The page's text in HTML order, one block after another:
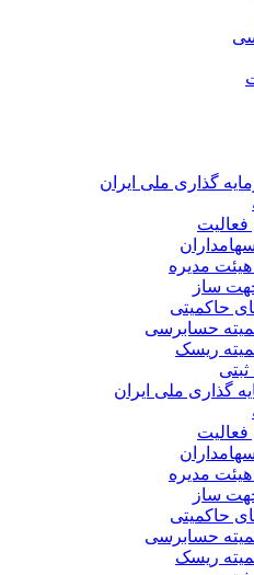
گذاری ملی ایران
مدیره
ساز
حاکمیتی
حسابرسی
ریسک
گذاری ملی ایران
مدیره
ساز
حاکمیتی
حسابرسی
ریسک